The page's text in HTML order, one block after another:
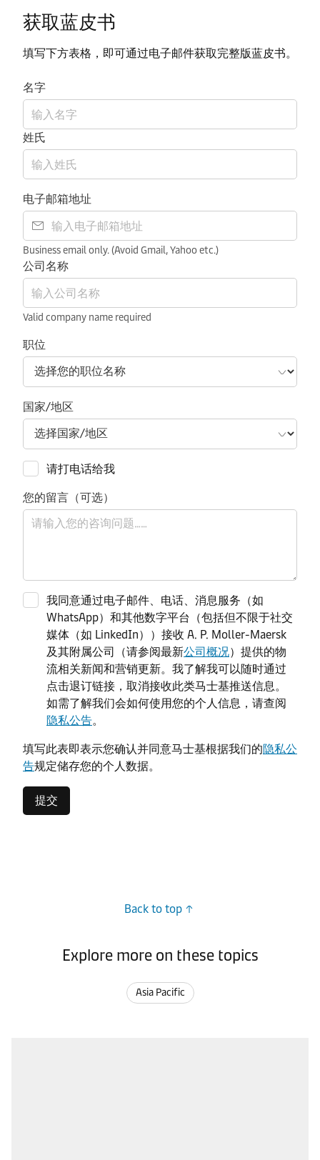
获取蓝皮书
填写下方表格，即可通过电子邮件获取完整版蓝皮书。
名字
姓氏
电子邮箱地址
Business email only. (Avoid Gmail, Yahoo etc.)
公司名称
Valid company name required
职位
国家/地区
请打电话给我
您的留言（可选）
我同意通过电子邮件、电话、消息服务（如
WhatsApp）和其他数字平台（包括但不限于社交
媒体（如 LinkedIn））接收 A. P. Moller-Maersk
及其附属公司（请参阅最新公司概况）提供的物
流相关新闻和营销更新。我了解我可以随时通过
点击退订链接，取消接收此类马士基推送信息。
如需了解我们会如何使用您的个人信息，请查阅
隐私公告。
填写此表即表示您确认并同意马士基根据我们的隐私公
告规定储存您的个人数据。
提交
Back to top
Explore more on these topics
Asia Pacific